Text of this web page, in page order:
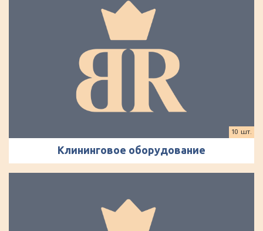
Клининговое оборудование
10 шт.